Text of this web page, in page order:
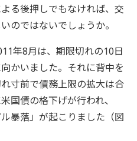
る後押しでもなければ、交
のではないでしょうか。
年8月は、期限切れの10日
かいました。それに背中を
寸前で債務上限の拡大は合
国債の格下げが行われ、
暴落」が起こりました（図